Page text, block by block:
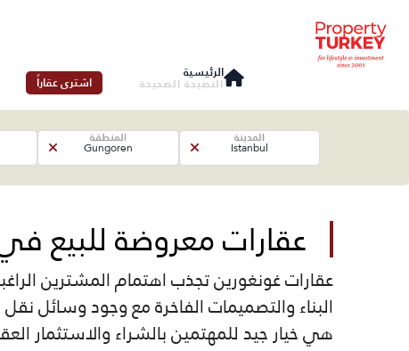
الرئيسية
النصيحة الصحيحة اشترى عقاراً
المدينة
Istanbul المنطقة
Gungoren
عقارات معروضة للبيع
عقارات غونغورين تجذب اهتمام المشترين
البناء والتصميمات الفاخرة مع وجود وسائل
هي خيار جيد للمهتمين بالشراء والاستثمار